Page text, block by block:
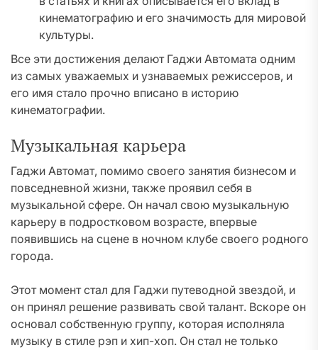
кинематографию и его значимость для мировой
культуры.
Все эти достижения делают Гаджи Автомата одним
из самых уважаемых и узнаваемых режиссеров, и
его имя стало прочно вписано в историю
кинематографии.
Музыкальная карьера
Гаджи Автомат, помимо своего занятия бизнесом и
повседневной жизни, также проявил себя в
музыкальной сфере. Он начал свою музыкальную
карьеру в подростковом возрасте, впервые
появившись на сцене в ночном клубе своего родного
города.
Этот момент стал для Гаджи путеводной звездой, и
он принял решение развивать свой талант. Вскоре он
основал собственную группу, которая исполняла
музыку в стиле рэп и хип-хоп. Он стал не только